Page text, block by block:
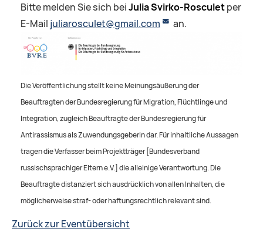
Bitte melden Sie sich beiJulia Svirko-Rosculetper
E-Mail juliarosculet@gmail.com an.
Die Veröffentlichung stellt keine Meinungsäußerung der
Beauftragten der Bundesregierung für Migration, Flüchtlinge und
Integration, zugleich Beauftragte der Bundesregierung für
Antirassismus als Zuwendungsgeberin dar. Für inhaltliche Aussagen
tragen die Verfasser beim Projektträger [Bundesverband
russischsprachiger Eltern e.V.] die alleinige Verantwortung. Die
Beauftragte distanziert sich ausdrücklich von allen Inhalten, die
möglicherweise straf- oder haftungsrechtlich relevant sind.
Zurück zur Eventübersicht